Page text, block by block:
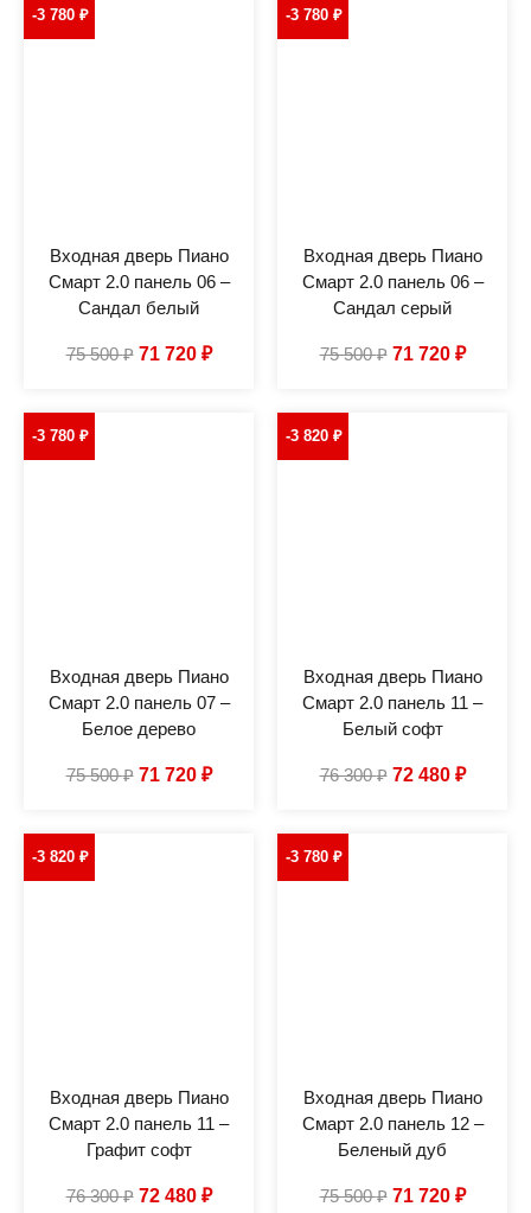
-3 780 ₽
Входная дверь Пиано
Смарт 2.0 панель 06 –
Сандал белый
75 500₽ 71 720 ₽
-3 780 ₽
Входная дверь Пиано
Смарт 2.0 панель 06 –
Сандал серый
75 500₽ 71 720 ₽
-3 780 ₽
Входная дверь Пиано
Смарт 2.0 панель 07 –
Белое дерево
75 500₽ 71 720 ₽
-3 820 ₽
Входная дверь Пиано
Смарт 2.0 панель 11 –
Белый софт
76 300₽ 72 480 ₽
-3 820 ₽
Входная дверь Пиано
Смарт 2.0 панель 11 –
Графит софт
76 300₽ 72 480 ₽
-3 780 ₽
Входная дверь Пиано
Смарт 2.0 панель 12 –
Беленый дуб
75 500₽ 71 720 ₽